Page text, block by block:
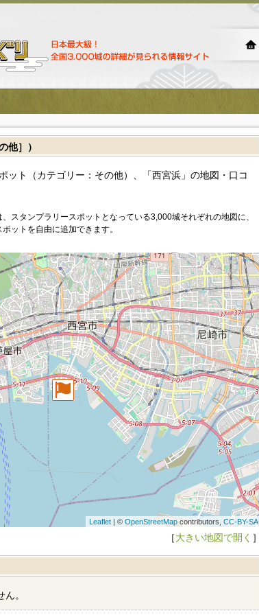
他］）
ット（カテゴリー：その他）、「西宮浜」の地図・口コ
、スタンプラリースポットとなっている3,000城それぞれの地図に、
ットを自由に追加できます。
Leaflet| © OpenStreetMapcontributors, CC-BY-SA
［大きい地図で開く ］
。